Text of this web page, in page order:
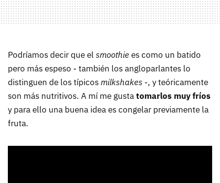
Podríamos decir que el smoothiees como un batido
pero más espeso - también los angloparlantes lo
distinguen de los típicosmilkshakes -, y teóricamente
son más nutritivos. A mí me gustatomarlos muy fríos
y para ello una buena idea es congelar previamente la
fruta.